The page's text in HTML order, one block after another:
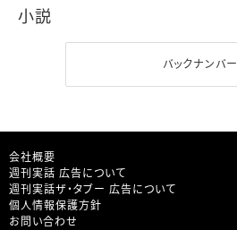
小説
バックナンバー
会社概要
週刊実話 広告について
週刊実話ザ・タブー 広告について
個人情報保護方針
お問い合わせ